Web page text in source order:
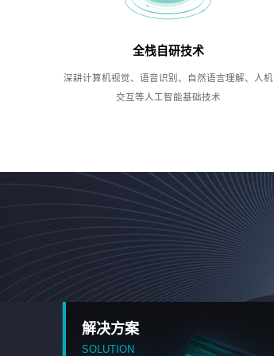
全栈自研技术
深耕计算机视觉、语音识别、自然语言理解、人机
交互等人工智能基础技术
解决方案
SOLUTION